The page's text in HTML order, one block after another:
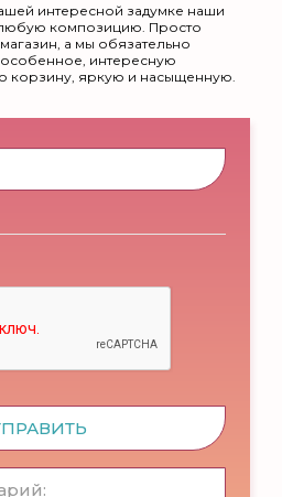
интересной задумке наши
композицию. Просто
а мы обязательно
интересную
яркую и насыщенную.